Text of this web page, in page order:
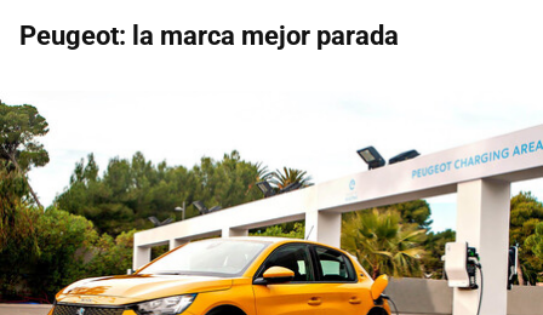
Peugeot: la marca mejor parada